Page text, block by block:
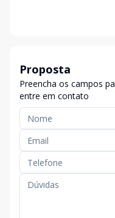
Proposta
Preencha os campos
entre em contato